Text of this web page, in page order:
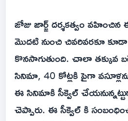
జోజు జార్జ్ దర్శకత్వం వహించిన
మొదటి నుంచి చివరివరకూ
కొనసాగుతుంది. చాలా తక్కువ
సినిమా, 40 కోట్లకి పైగా
ఈ సినిమాకి సీక్వెల్
చెప్పారు. ఈ సీక్వెల్ కి